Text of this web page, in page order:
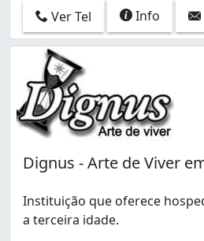
Guaratiba (3)
Itanhangá (1)
Jacarepaguá (2)
Laranjeiras (1)
Madureira (2)
Moneró (1)
Méier (2)
Paciência (1)
Pechincha (1)
Praça Seca (2)
Quintino Bocaiúva (1)
Ver Tel Info
Dignus - Arte de Viver
Instituição que oferece
a terceira idade.